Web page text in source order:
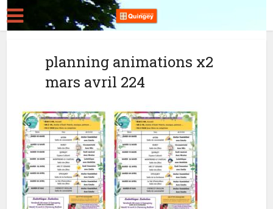
planning animations x2
mars avril 224